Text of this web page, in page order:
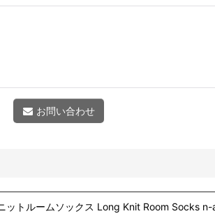
お問い合わせ
ットルームソックス Long Knit Room Socks